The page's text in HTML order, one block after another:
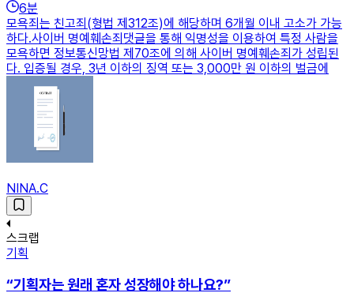
6분
모욕죄는 친고죄(형법 제312조)에 해당하며 6개월 이내 고소가 가능
하다.사이버 명예훼손죄댓글을 통해 익명성을 이용하여 특정 사람을
모욕하면 정보통신망법 제70조에 의해 사이버 명예훼손죄가 성립된
다. 입증될 경우, 3년 이하의 징역 또는 3,000만 원 이하의 벌금에
NINA.C
스크랩
기획
“기획자는 원래 혼자 성장해야 하나요?”